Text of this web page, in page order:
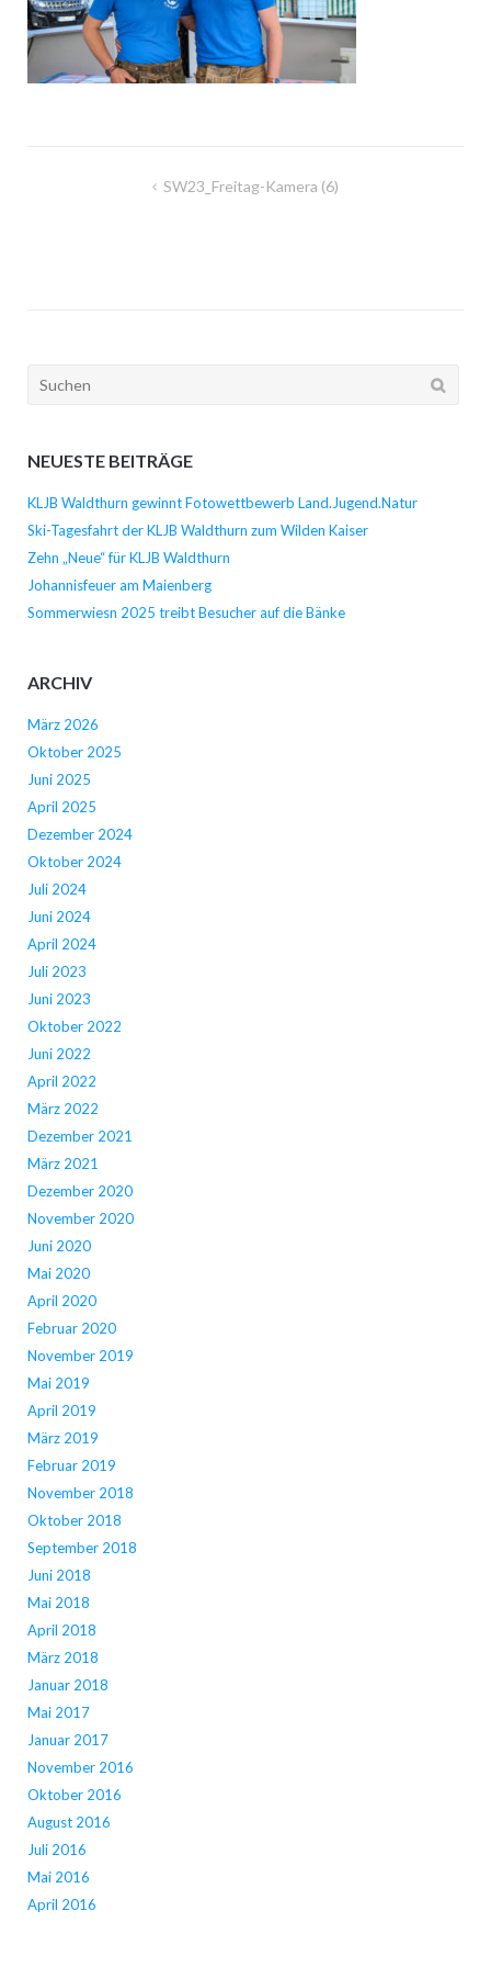
BeitragsnavigationSW23_Freitag-Kamera (6)
Suchen
NEUESTE BEITRÄGE
KLJB Waldthurn gewinnt Fotowettbewerb Land.Jugend.Natur
Ski-Tagesfahrt der KLJB Waldthurn zum Wilden Kaiser
Zehn „Neue“ für KLJB Waldthurn
Johannisfeuer am Maienberg
Sommerwiesn 2025 treibt Besucher auf die Bänke
ARCHIV
März 2026
Oktober 2025
Juni 2025
April 2025
Dezember 2024
Oktober 2024
Juli 2024
Juni 2024
April 2024
Juli 2023
Juni 2023
Oktober 2022
Juni 2022
April 2022
März 2022
Dezember 2021
März 2021
Dezember 2020
November 2020
Juni 2020
Mai 2020
April 2020
Februar 2020
November 2019
Mai 2019
April 2019
März 2019
Februar 2019
November 2018
Oktober 2018
September 2018
Juni 2018
Mai 2018
April 2018
März 2018
Januar 2018
Mai 2017
Januar 2017
November 2016
Oktober 2016
August 2016
Juli 2016
Mai 2016
April 2016